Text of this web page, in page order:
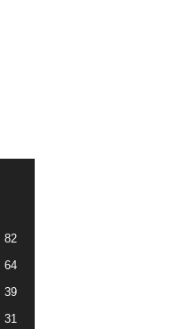
82
64
39
31